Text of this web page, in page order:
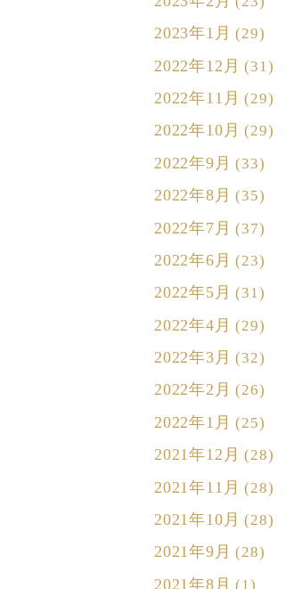
2023年1月 (29)
2022年12月 (31)
2022年11月 (29)
2022年10月 (29)
2022年9月 (33)
2022年8月 (35)
2022年7月 (37)
2022年6月 (23)
2022年5月 (31)
2022年4月 (29)
2022年3月 (32)
2022年2月 (26)
2022年1月 (25)
2021年12月 (28)
2021年11月 (28)
2021年10月 (28)
2021年9月 (28)
2021年8月 (1)